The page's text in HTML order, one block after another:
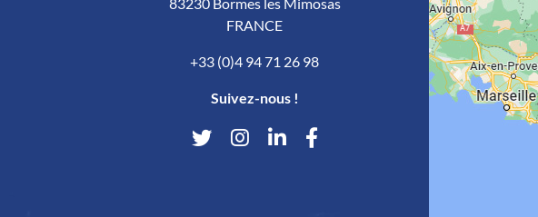
83230 Bormes les Mimosas
FRANCE
+33 (0)4 94 71 26 98
Suivez-nous !